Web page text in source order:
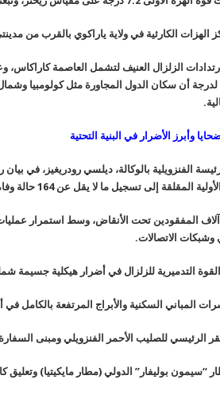
الهزات الكارثية في ولاية ياراكوي بالقرب من
الزلزال العنيف لتشمل العاصمة كاراكاس،
لدرجة أن سكان الدول المجاورة مثل كولومبيا
وأبرز الأضرار في البنية التحتية
الفنزويلية بالوكالة، ديلسي رودريغيز،
المقلقة إلى تسجيل ما لا يقل عن 164 حالة وفاة وأكثر من 1,000 مصاب.
المفقودين تحت الأنقاض، وسط استمرار عمليات
وشبكات الاتصالات.
التدميرية للزلزال في أضرار هيكلية جسيمة
المباني السكنية والأبراج المرتفعة بالكامل
الرئيسي للصليب الأحمر الفنزويلي ومبنى
“سيمون بوليفار” الدولي (مطار مايكيتيا) وتعليق